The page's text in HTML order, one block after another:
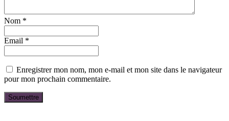
Nom *
Email *
Enregistrer mon nom, mon e-mail et mon site dans le navigateur
pour mon prochain commentaire.